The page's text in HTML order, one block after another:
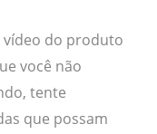
vídeo do produto
você não
tente
que possam